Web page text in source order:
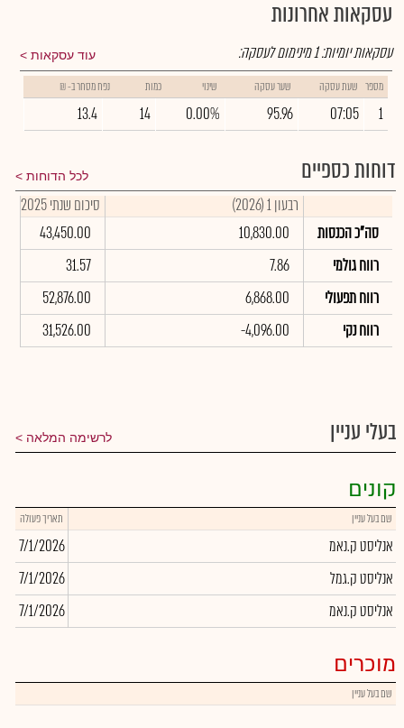
עסקאות אחרונות
עוד עסקאות עסקאות יומיות:1מינימום לעסקה:
מספר שעת עסקה שער עסקה שינוי כמות נפח מסחר ב- ₪
1
07:05
95.96
0.00%
14
13.4
דוחות כספיים לכל הדוחות
רבעון 1 (2026)
סיכום שנתי 2025
סה"כ הכנסות
10,830.00
43,450.00
רווח גולמי
7.86
31.57
רווח תפעולי
6,868.00
52,876.00
רווח נקי
-4,096.00
31,526.00
בעלי עניין לרשימה המלאה
קונים
שם בעל עניין תאריך פעולה
אנליסט ק.נאמ 7/1/2026
אנליסט ק.גמל
7/1/2026
אנליסט ק.נאמ
7/1/2026
מוכרים
שם בעל עניין